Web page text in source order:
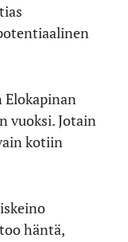
Elokapinan
vuoksi. Jotain
kotiin
häntä,